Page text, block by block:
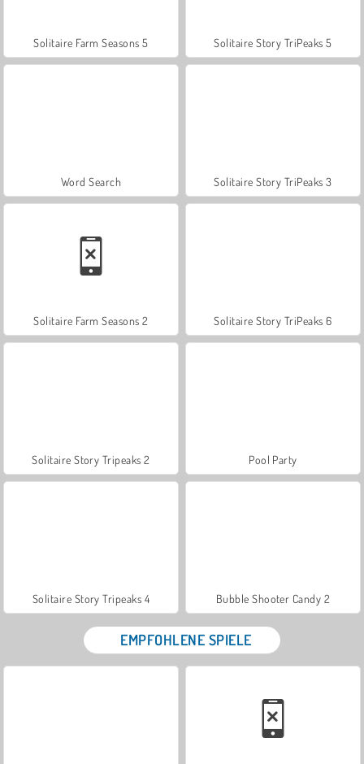
Solitaire Farm Seasons 5 Solitaire Story TriPeaks 5
Word Search Solitaire Story TriPeaks 3
Solitaire Farm Seasons 2 Solitaire Story TriPeaks 6
Solitaire Story Tripeaks 2 Pool Party
Solitaire Story Tripeaks 4 Bubble Shooter Candy 2
EMPFOHLENE SPIELE